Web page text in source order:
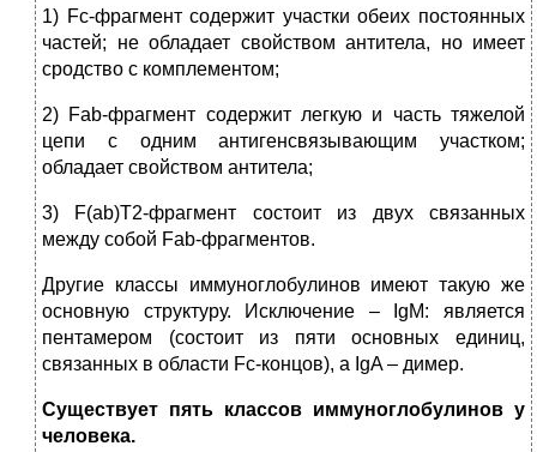
1) Fc-фрагмент содержит участки обеих постоянных
частей; не обладает свойством антитела, но имеет
сродство с комплементом;
2) Fab-фрагмент содержит легкую и часть тяжелой
цепи с одним антигенсвязывающим участком;
обладает свойством антитела;
3) F(ab)Т2-фрагмент состоит из двух связанных
между собой Fab-фрагментов.
Другие классы иммуноглобулинов имеют такую же
основную структуру. Исключение – IgM: является
пентамером (состоит из пяти основных единиц,
связанных в области Fc-концов), а IgA – димер.
Существует пять классов иммуноглобулинов у
человека.